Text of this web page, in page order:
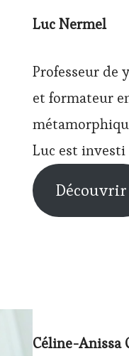
Luc Nermel
Professeur de
et formateur
Luc est investi
Découvrir
Céline-Anissa